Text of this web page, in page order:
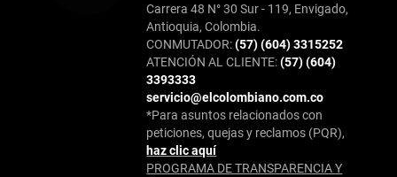
Carrera 48 N° 30 Sur - 119, Envigado,
Antioquia, Colombia.
CONMUTADOR:(57) (604) 3315252
ATENCIÓN AL CLIENTE:(57) (604)
3393333
servicio@elcolombiano.com.co
*Para asuntos relacionados con
peticiones, quejas y reclamos (PQR),
haz clic aquí
PROGRAMA DE TRANSPARENCIA Y